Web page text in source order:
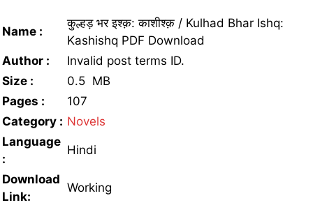
Name :
कुल्हड़ भर इश्क़: काशीश्क़ / Kulhad Bhar Ishq:
Kashishq PDF Download
Author :
Invalid post terms ID.
Size :
0.5 MB
Pages :
107
Category : Novels
Language
:
Hindi
Download
Link:
Working